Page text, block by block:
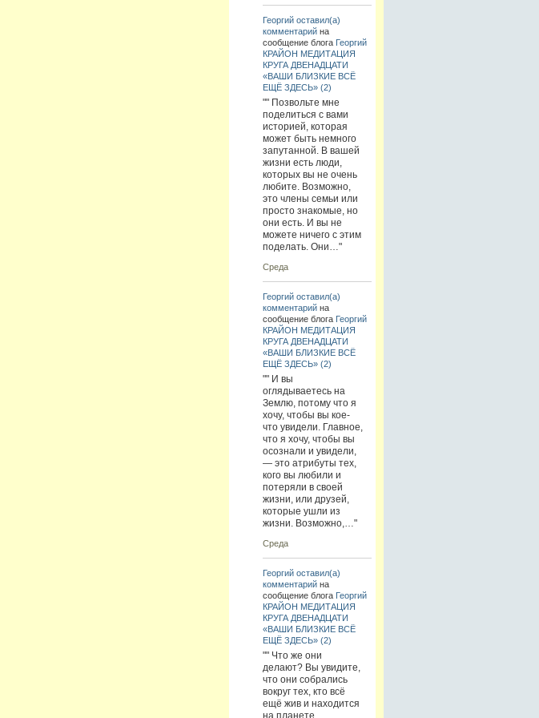
Георгий оставил(а)
комментарийна
сообщение блога Георгий
КРАЙОН МЕДИТАЦИЯ
КРУГА ДВЕНАДЦАТИ
«ВАШИ БЛИЗКИЕ ВСЁ
ЕЩЁ ЗДЕСЬ» (2)
"" Позвольте мне
поделиться с вами
историей, которая
может быть немного
запутанной. В вашей
жизни есть люди,
которых вы не очень
любите. Возможно,
это члены семьи или
просто знакомые, но
они есть. И вы не
можете ничего с этим
поделать. Они…"
Среда
Георгий оставил(а)
комментарийна
сообщение блога Георгий
КРАЙОН МЕДИТАЦИЯ
КРУГА ДВЕНАДЦАТИ
«ВАШИ БЛИЗКИЕ ВСЁ
ЕЩЁ ЗДЕСЬ» (2)
"" И вы
оглядываетесь на
Землю, потому что я
хочу, чтобы вы кое-
что увидели. Главное,
что я хочу, чтобы вы
осознали и увидели,
— это атрибуты тех,
кого вы любили и
потеряли в своей
жизни, или друзей,
которые ушли из
жизни. Возможно,…"
Среда
Георгий оставил(а)
комментарийна
сообщение блога Георгий
КРАЙОН МЕДИТАЦИЯ
КРУГА ДВЕНАДЦАТИ
«ВАШИ БЛИЗКИЕ ВСЁ
ЕЩЁ ЗДЕСЬ» (2)
"" Что же они
делают? Вы увидите,
что они собрались
вокруг тех, кто всё
ещё жив и находится
на планете.